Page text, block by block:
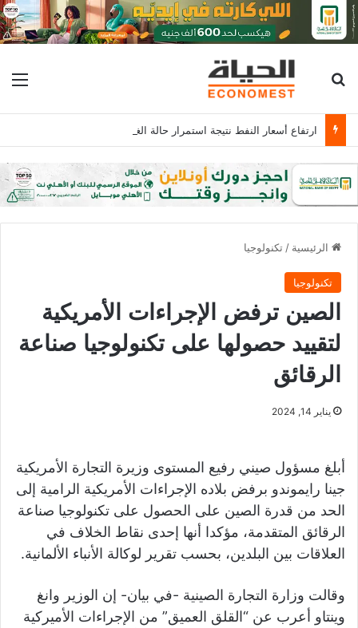
بحث عن
الرئيسية / تكنولوجيا
تكنولوجيا
الصين ترفض الإجراءات الأمريكية
لتقييد حصولها على تكنولوجيا صناعة
الرقائق
يناير 14, 2024
أبلغ مسؤول صيني رفيع المستوى وزيرة التجارة الأمريكية
جينا رايموندو برفض بلاده الإجراءات الأمريكية الرامية إلى
الحد من قدرة الصين على الحصول على تكنولوجيا صناعة
الرقائق المتقدمة، مؤكدا أنها إحدى نقاط الخلاف في
العلاقات بين البلدين، بحسب تقرير لوكالة الأنباء الألمانية.
وقالت وزارة التجارة الصينية -في بيان- إن الوزير وانغ
وينتاو أعرب عن “القلق العميق” من الإجراءات الأميركية